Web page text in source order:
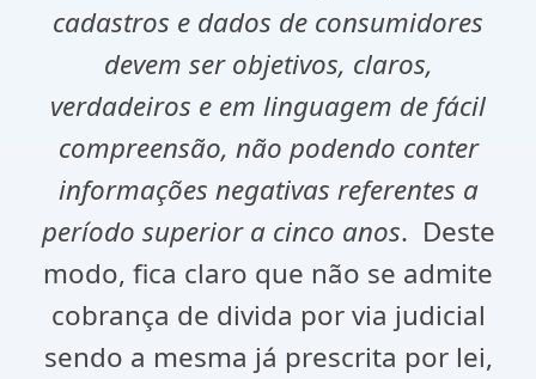
cadastros e dados de consumidores
devem ser objetivos, claros,
verdadeiros e em linguagem de fácil
compreensão, não podendo conter
informações negativas referentes a
período superior a cinco anos. Deste
modo, fica claro que não se admite
cobrança de divida por via judicial
sendo a mesma já prescrita por lei,